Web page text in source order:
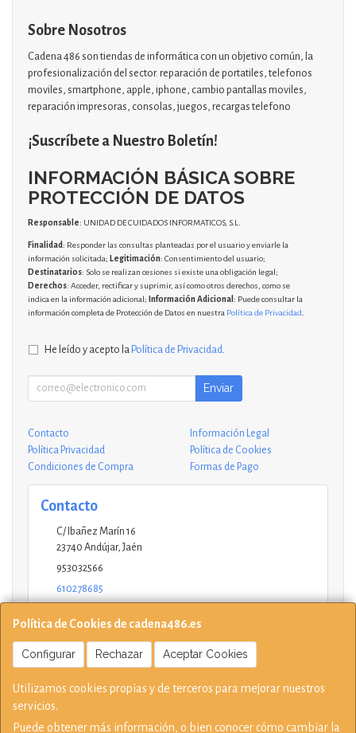
Política de Cookies de cadena486.es
Configurar Rechazar Aceptar Cookies
Utilizamos cookies propias y de terceros para mejorar nuestros
servicios.
Puede obtener más información, o bien conocer cómo cambiar la
Sobre Nosotros
Cadena 486 son tiendas de informática con un objetivo común, la
profesionalización del sector. reparación de portatiles, telefonos
moviles, smartphone, apple, iphone, cambio pantallas moviles,
reparación impresoras, consolas, juegos, recargas telefono
¡Suscríbete a Nuestro Boletín!
INFORMACIÓN BÁSICA SOBRE
PROTECCIÓN DE DATOS
Responsable: UNIDAD DE CUIDADOS INFORMATICOS, S.L.
Finalidad: Responder las consultas planteadas por el usuario y enviarle la
información solicitada; Legitimación: Consentimiento del usuario;
Destinatarios: Solo se realizan cesiones si existe una obligación legal;
Derechos: Acceder, rectificar y suprimir, así como otros derechos, como se
indica en la información adicional; Información Adicional : Puede consultar la
información completa de Protección de Datos en nuestra Política de Privacidad
He leído y acepto la Política de Privacidad
Enviar
Contacto
Información Legal
Política Privacidad
Política de Cookies
Condiciones de Compra
Formas de Pago
Contacto
C/ Ibañez Marín 16
23740 Andújar, Jaén
953032566
610278685
Horario
10-14 17:15-21 L - V Sábados solo mañana